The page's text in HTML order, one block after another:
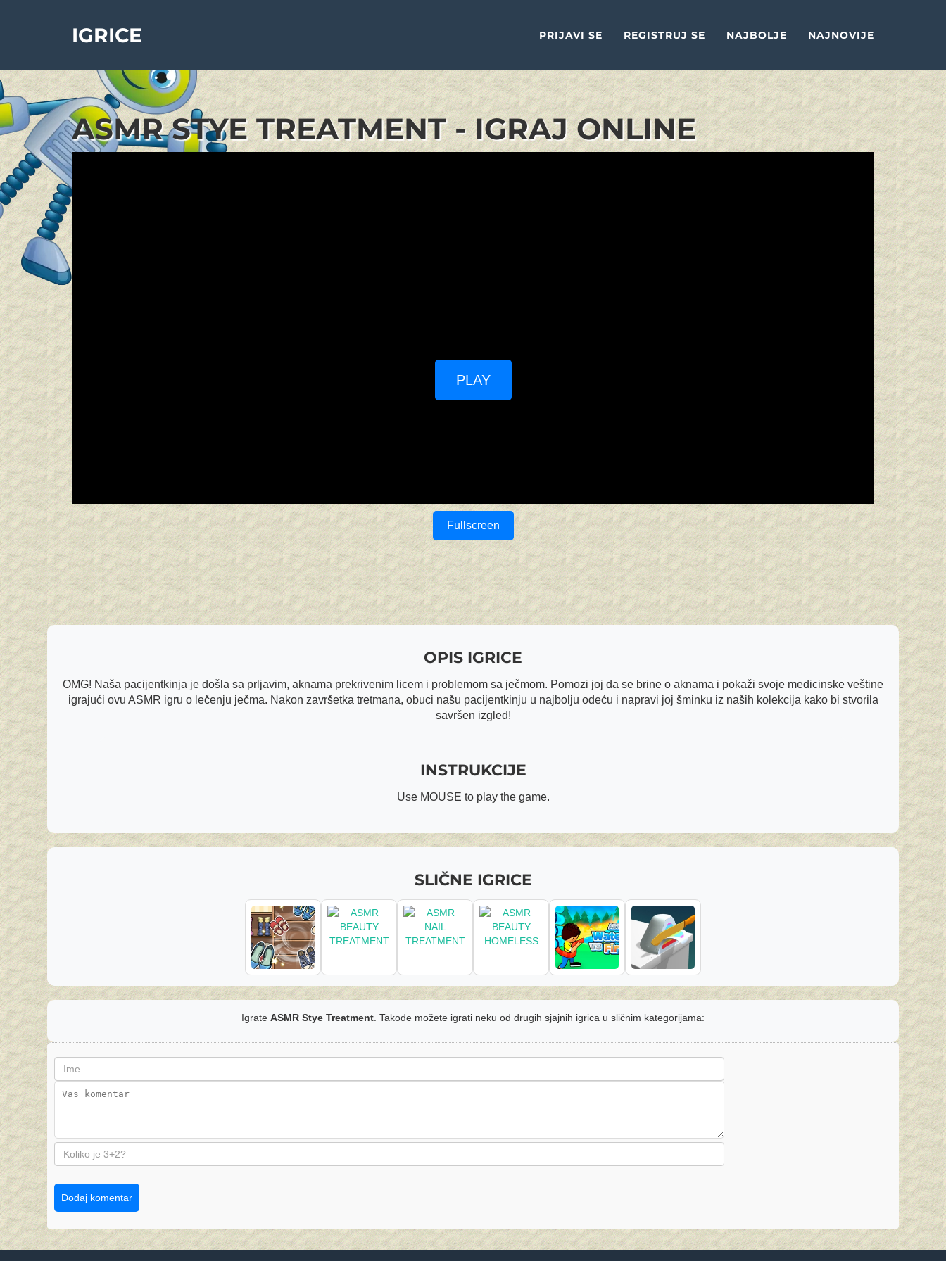
IGRICE PRIJAVI SE REGISTRUJ SE NAJBOLJE NAJNOVIJE
ASMR STYE TREATMENT - IGRAJ ONLINE
PLAY
Fullscreen
OPIS IGRICE
OMG! Naša pacijentkinja je došla sa prljavim, aknama prekrivenim licem i problemom sa ječmom. Pomozi joj da se brine o aknama i pokaži svoje medicinske veštine
igrajući ovu ASMR igru o lečenju ječma. Nakon završetka tretmana, obuci našu pacijentkinju u najbolju odeću i napravi joj šminku iz naših kolekcija kako bi stvorila
savršen izgled!
INSTRUKCIJE
Use MOUSE to play the game.
SLIČNE IGRICE
Igrate ASMR Stye Treatment . Takođe možete igrati neku od drugih sjajnih igrica u sličnim kategorijama:
Dodaj komentar